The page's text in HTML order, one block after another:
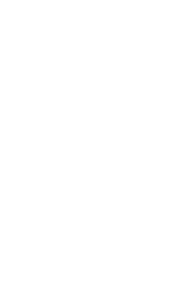
8-10W pe metru